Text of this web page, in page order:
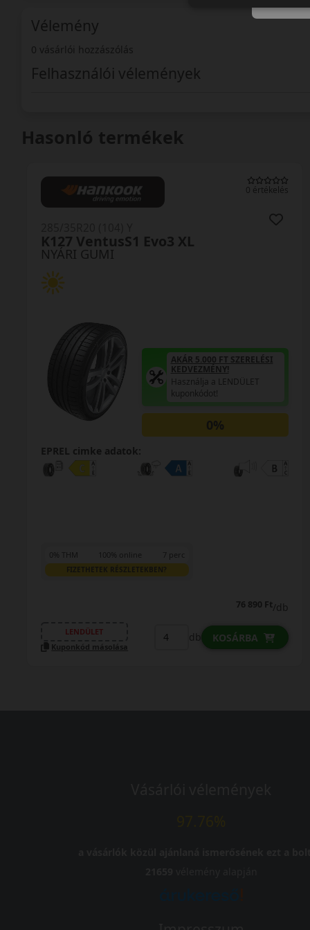
Vélemény
0 vásárlói hozzászólás
Felhasználói vélemények
Hasonló termékek
0 értékelés
NYÁRI GUMI
K127 VentusS1 Evo3 XL
AKÁR 5.000 FT SZERELÉSI
KEDVEZMÉNY!
Használja a LENDÜLET
kuponkódot!
0%
EPREL cimke adatok:
0% THM 100% online 7 perc
FIZETHETEK RÉSZLETEKBEN?
76 890 Ft/db
LENDÜLET
Kuponkód másolása
db KOSÁRBA